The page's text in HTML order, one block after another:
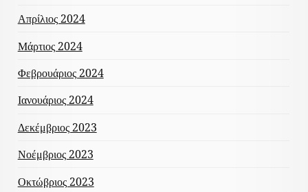
Απρίλιος 2024
Μάρτιος 2024
Φεβρουάριος 2024
Ιανουάριος 2024
Δεκέμβριος 2023
Νοέμβριος 2023
Οκτώβριος 2023